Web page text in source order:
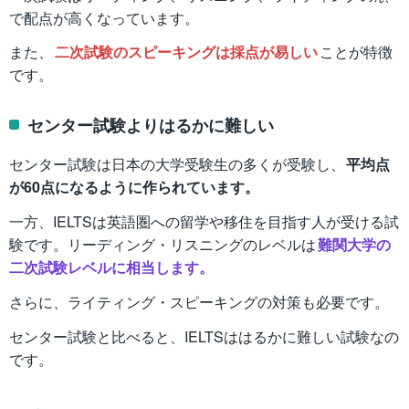
で配点が高くなっています。
また、 二次試験のスピーキングは採点が易しいことが特徴
です。
センター試験よりはるかに難しい
センター試験は日本の大学受験生の多くが受験し、 平均点
が60点になるように作られています。
一方、IELTSは英語圏への留学や移住を目指す人が受ける試
験です。リーディング・リスニングのレベルは難関大学の
二次試験レベルに相当します。
さらに、ライティング・スピーキングの対策も必要です。
センター試験と比べると、IELTSははるかに難しい試験なの
です。